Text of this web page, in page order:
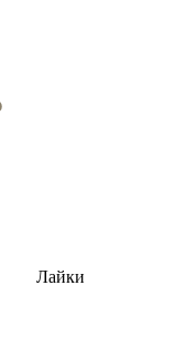
Лайки